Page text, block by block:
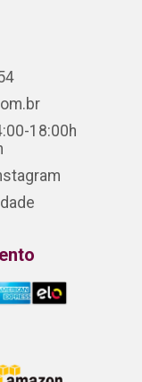
18:00h